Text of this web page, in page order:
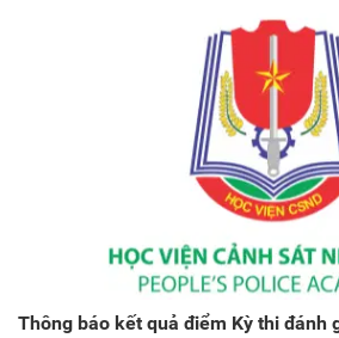
Thông báo kết quả điểm Kỳ thi đánh